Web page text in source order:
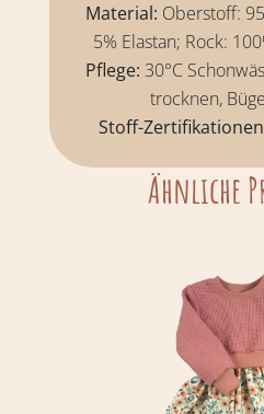
Material: Oberstoff:
5% Elastan; Rock:
Pflege: 30°C
trocknen,
Stoff-
Ähnliche